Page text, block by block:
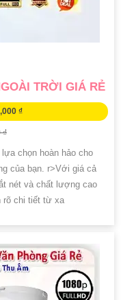
TRỜI GIÁ RẺ
₫
₫
chọn hoàn hảo cho
của bạn. r>Với giá cả
nét và chất lượng cao
rõ chi tiết từ xa